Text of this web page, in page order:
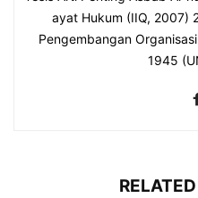
ayat Hukum (IIQ, 2007)
Pengembangan
1945